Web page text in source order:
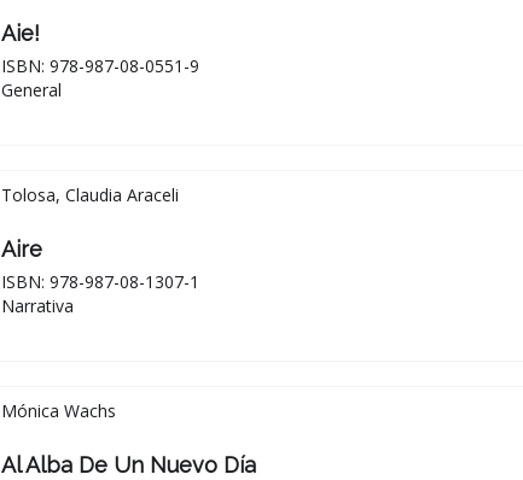
Aie!
ISBN: 978-987-08-0551-9
General
Tolosa, Claudia Araceli
Aire
ISBN: 978-987-08-1307-1
Narrativa
Mónica Wachs
Al Alba De Un Nuevo Día